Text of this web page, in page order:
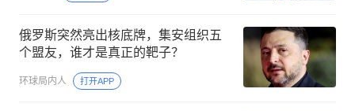
俄罗斯突然亮出核底牌，集安组织五
个盟友，谁才是真正的靶子？
环球局内人 打开APP